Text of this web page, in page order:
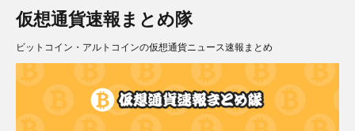
仮想通貨速報まとめ隊
ビットコイン・アルトコインの仮想通貨ニュース速報まとめ